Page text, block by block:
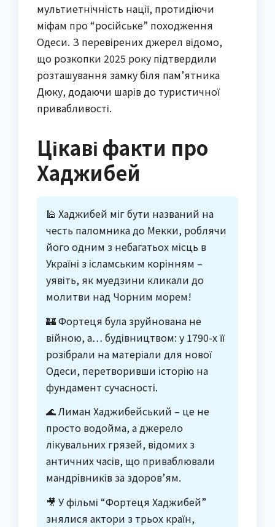
мультиетнічність нації, протидіючи
міфам про “російське” походження
Одеси. З перевірених джерел відомо,
що розкопки 2025 року підтвердили
розташування замку біля пам’ятника
Дюку, додаючи шарів до туристичної
привабливості.
Цікаві факти про
Хаджибей
🕌 Хаджибей міг бути названий на
честь паломника до Мекки, роблячи
його одним з небагатьох місць в
Україні з ісламським корінням –
уявіть, як муедзини кликали до
молитви над Чорним морем!
🏰 Фортеця була зруйнована не
війною, а… будівництвом: у 1790-х її
розібрали на матеріали для нової
Одеси, перетворивши історію на
фундамент сучасності.
🌊 Лиман Хаджибейський – це не
просто водойма, а джерело
лікувальних грязей, відомих з
античних часів, що приваблювали
мандрівників за здоров’ям.
🎥 У фільмі “Фортеця Хаджибей”
знялися актори з трьох країн,